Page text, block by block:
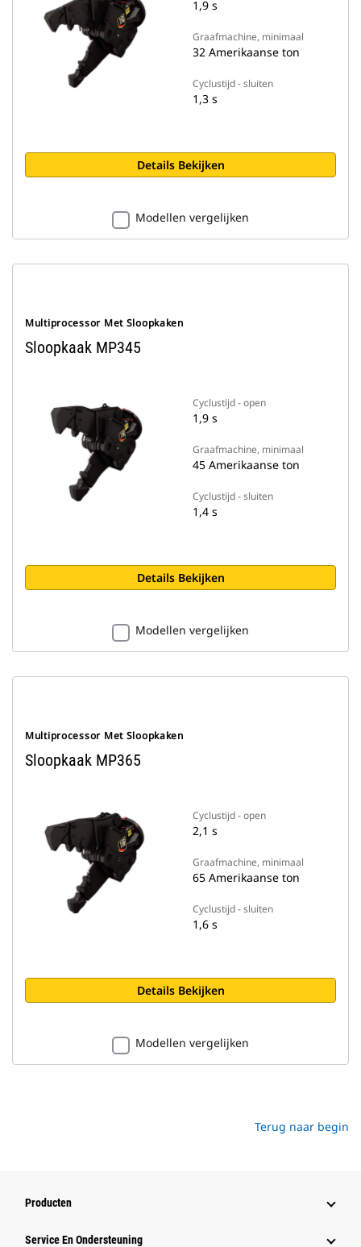
1,9 s
Graafmachine, minimaal
32 Amerikaanse ton
Cyclustijd - sluiten
1,3 s
Details Bekijken
Modellen vergelijken
Multiprocessor Met Sloopkaken
Sloopkaak MP345
Cyclustijd - open
1,9 s
Graafmachine, minimaal
45 Amerikaanse ton
Cyclustijd - sluiten
1,4 s
Details Bekijken
Modellen vergelijken
Multiprocessor Met Sloopkaken
Sloopkaak MP365
Cyclustijd - open
2,1 s
Graafmachine, minimaal
65 Amerikaanse ton
Cyclustijd - sluiten
1,6 s
Details Bekijken
Modellen vergelijken
Terug naar begin
Producten
Service En Ondersteuning